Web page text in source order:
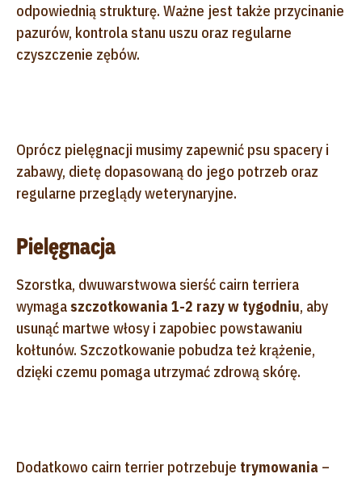
odpowiednią strukturę. Ważne jest także przycinanie
pazurów, kontrola stanu uszu oraz regularne
czyszczenie zębów.
Oprócz pielęgnacji musimy zapewnić psu spacery i
zabawy, dietę dopasowaną do jego potrzeb oraz
regularne przeglądy weterynaryjne.
Pielęgnacja
Szorstka, dwuwarstwowa sierść cairn terriera
wymagaszczotkowania 1-2 razy w tygodniu, aby
usunąć martwe włosy i zapobiec powstawaniu
kołtunów. Szczotkowanie pobudza też krążenie,
dzięki czemu pomaga utrzymać zdrową skórę.
Dodatkowo cairn terrier potrzebuje trymowania –